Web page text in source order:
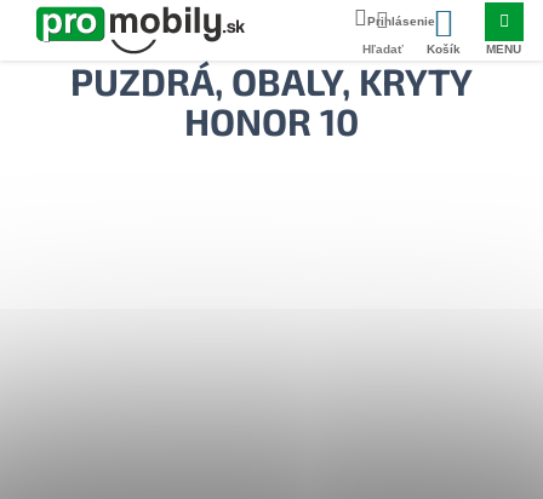
Prejsť
NÁKUPNÝ
KOŠÍK
Domov Puzdrá Honor 10
PUZDRÁ, OBALY, KRYTY
HONOR 10